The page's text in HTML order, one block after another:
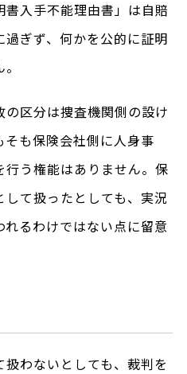
入手不能理由書」は自賠
ぎず、何かを公的に証明
の区分は捜査機関側の設け
も保険会社側に人身事
う権能はありません。保
て扱ったとしても、実況
るわけではない点に留意
わないとしても、裁判を